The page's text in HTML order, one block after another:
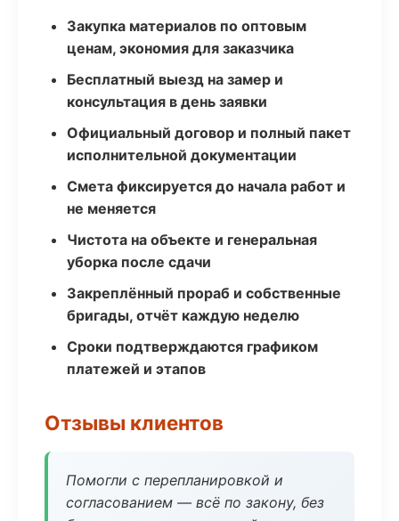
Закупка материалов по оптовым
ценам, экономия для заказчика
Бесплатный выезд на замер и
консультация в день заявки
Официальный договор и полный пакет
исполнительной документации
Смета фиксируется до начала работ и
не меняется
Чистота на объекте и генеральная
уборка после сдачи
Закреплённый прораб и собственные
бригады, отчёт каждую неделю
Сроки подтверждаются графиком
платежей и этапов
Отзывы клиентов
Помогли с перепланировкой и
согласованием — всё по закону, без